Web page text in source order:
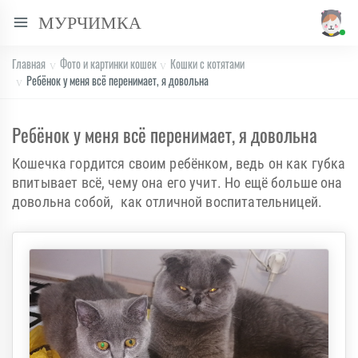
МУРЧИМКА
Главная Фото и картинки кошек
Кошки с котятами
Ребёнок у меня всё перенимает, я довольна
Ребёнок у меня всё перенимает, я довольна
Кошечка гордится своим ребёнком, ведь он как губка
впитывает всё, чему она его учит. Но ещё больше она
довольна собой, как отличной воспитательницей.